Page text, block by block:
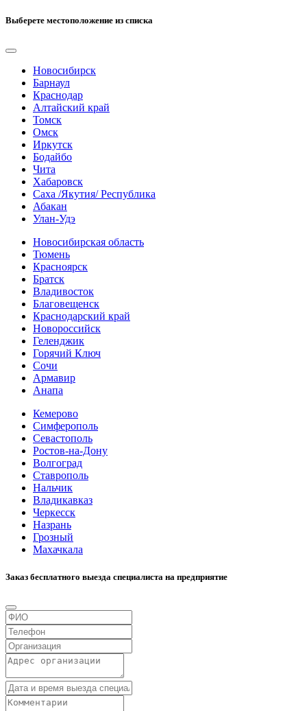
Выберете местоположение из списка
Новосибирск
Барнаул
Краснодар
Алтайский край
Томск
Омск
Иркутск
Бодайбо
Чита
Хабаровск
Саха /Якутия/ Республика
Абакан
Улан-Удэ
Новосибирская область
Тюмень
Красноярск
Братск
Владивосток
Благовещенск
Краснодарский край
Новороссийск
Геленджик
Горячий Ключ
Сочи
Армавир
Анапа
Кемерово
Симферополь
Севастополь
Ростов-на-Дону
Волгоград
Ставрополь
Нальчик
Владикавказ
Черкесск
Назрань
Грозный
Махачкала
Заказ бесплатного выезда специалиста на предприятие